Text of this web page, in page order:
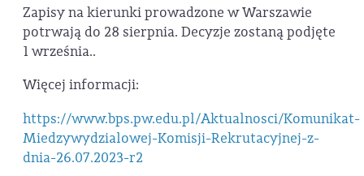
Zapisy na kierunki prowadzone w Warszawie
potrwają do 28 sierpnia. Decyzje zostaną podjęte
1 września..
Więcej informacji:
https://www.bps.pw.edu.pl/Aktualnosci/Komunikat-
Miedzywydzialowej-Komisji-Rekrutacyjnej-z-
dnia-26.07.2023-r2